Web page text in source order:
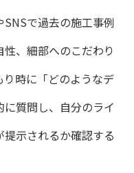
で過去の施工事例
、細部へのこだわり
時に「どのようなデ
質問し、自分のライ
示されるか確認する